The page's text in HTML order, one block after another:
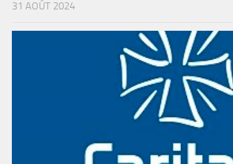
31 AOÛT 2024